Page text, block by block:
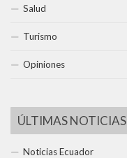
Salud
Turismo
Opiniones
ÚLTIMAS NOTICIAS
Noticias Ecuador